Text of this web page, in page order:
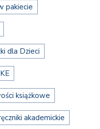
pakiecie
dla Dzieci
książkowe
akademickie